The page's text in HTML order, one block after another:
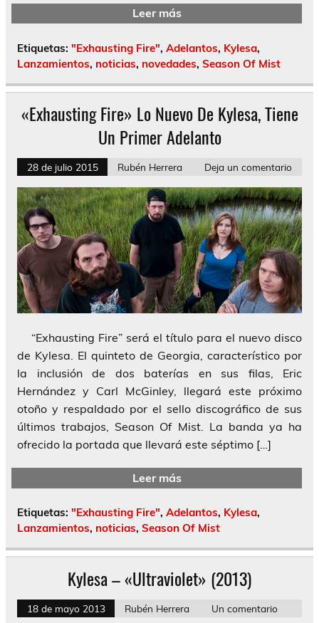
Leer más
Etiquetas: "Exhausting Fire", Adelantos, Kylesa,
Lanzamientos, noticias, novedades, Season Of Mist
«Exhausting Fire» Lo Nuevo De Kylesa, Tiene
Un Primer Adelanto
28 de julio 2015 Rubén Herrera Deja un comentario
“Exhausting Fire” será el título para el nuevo disco
de Kylesa. El quinteto de Georgia, característico por
la inclusión de dos baterías en sus filas, Eric
Hernández y Carl McGinley, llegará este próximo
otoño y respaldado por el sello discográfico de sus
últimos trabajos, Season Of Mist. La banda ya ha
ofrecido la portada que llevará este séptimo […]
Leer más
Etiquetas: "Exhausting Fire", Adelantos, Kylesa,
Lanzamientos, noticias, Season Of Mist
Kylesa – «Ultraviolet» (2013)
18 de mayo 2013 Rubén Herrera Un comentario